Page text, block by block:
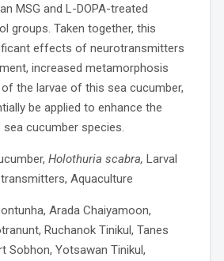
MSG and L-DOPA-treated
groups. Taken together, this
effects of neurotransmitters
increased metamorphosis
the larvae of this sea cucumber,
be applied to enhance the
cucumber species.
Holothuria scabra, Larval
Aquaculture
Arada Chaiyamoon,
Ruchanok Tinikul, Tanes
Sobhon, Yotsawan Tinikul,